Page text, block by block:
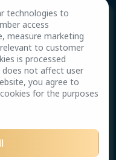
technologies to
access
measure marketing
to customer
is processed
does not affect user
you agree to
for the purposes